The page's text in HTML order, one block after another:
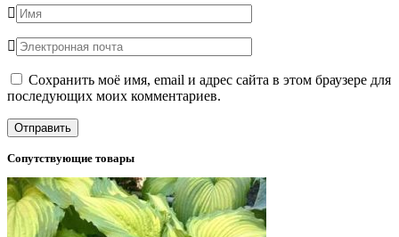
Сохранить моё имя, email и адрес сайта в этом браузере для
последующих моих комментариев.
Сопутствующие товары